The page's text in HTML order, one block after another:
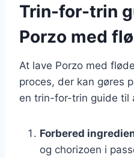
Trin-for-trin
Porzo med
At lave Porzo med
proces, der kan gøres
en trin-for-trin guide til
Forbered
og chorizoen i